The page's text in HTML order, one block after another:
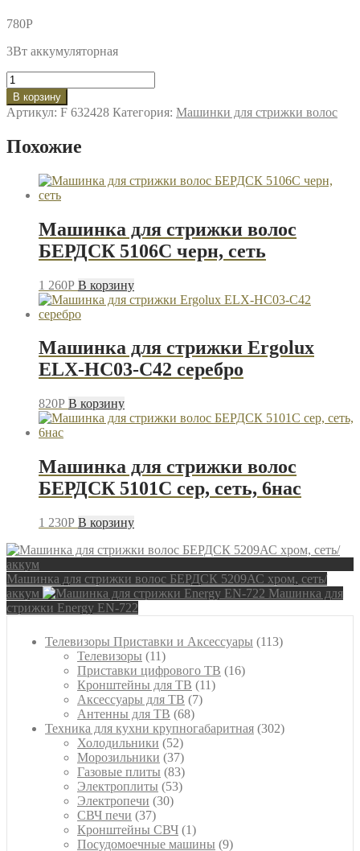
780P
3Вт аккумуляторная
Количество
товара
Машинка
для
Homestar
чёрный
В корзину
Артикул: F 632428 Категория: Машинки для стрижки волос
Похожие
Машинка для стрижки волос
БЕРДСК 5106С черн, сеть
1 260P В корзину
Машинка для стрижки Ergolux
ELX-HC03-C42 серебро
820P В корзину
Машинка для стрижки волос
БЕРДСК 5101С сер, сеть, 6нас
1 230P В корзину
Машинка для стрижки волос БЕРДСК 5209АС хром, сеть/
аккум
Машинка для
стрижки Energy EN-722
Телевизоры Приставки и Аксессуары 113113
Телевизоры 1111
товаров
Приставки цифрового ТВ 1616
Кронштейны для ТВ 1111
Аксессуары для ТВ 77
Антенны для ТВ 6868
товаров
Техника для кухни крупногабаритная 302302
Холодильники 5252
товара
Морозильники 3737
товаров
Газовые плиты 8383
товара
Электроплиты 5353
Электропечи 3030
СВЧ печи 3737
товаров
Кронштейны СВЧ 11
товар
Посудомоечные машины 99